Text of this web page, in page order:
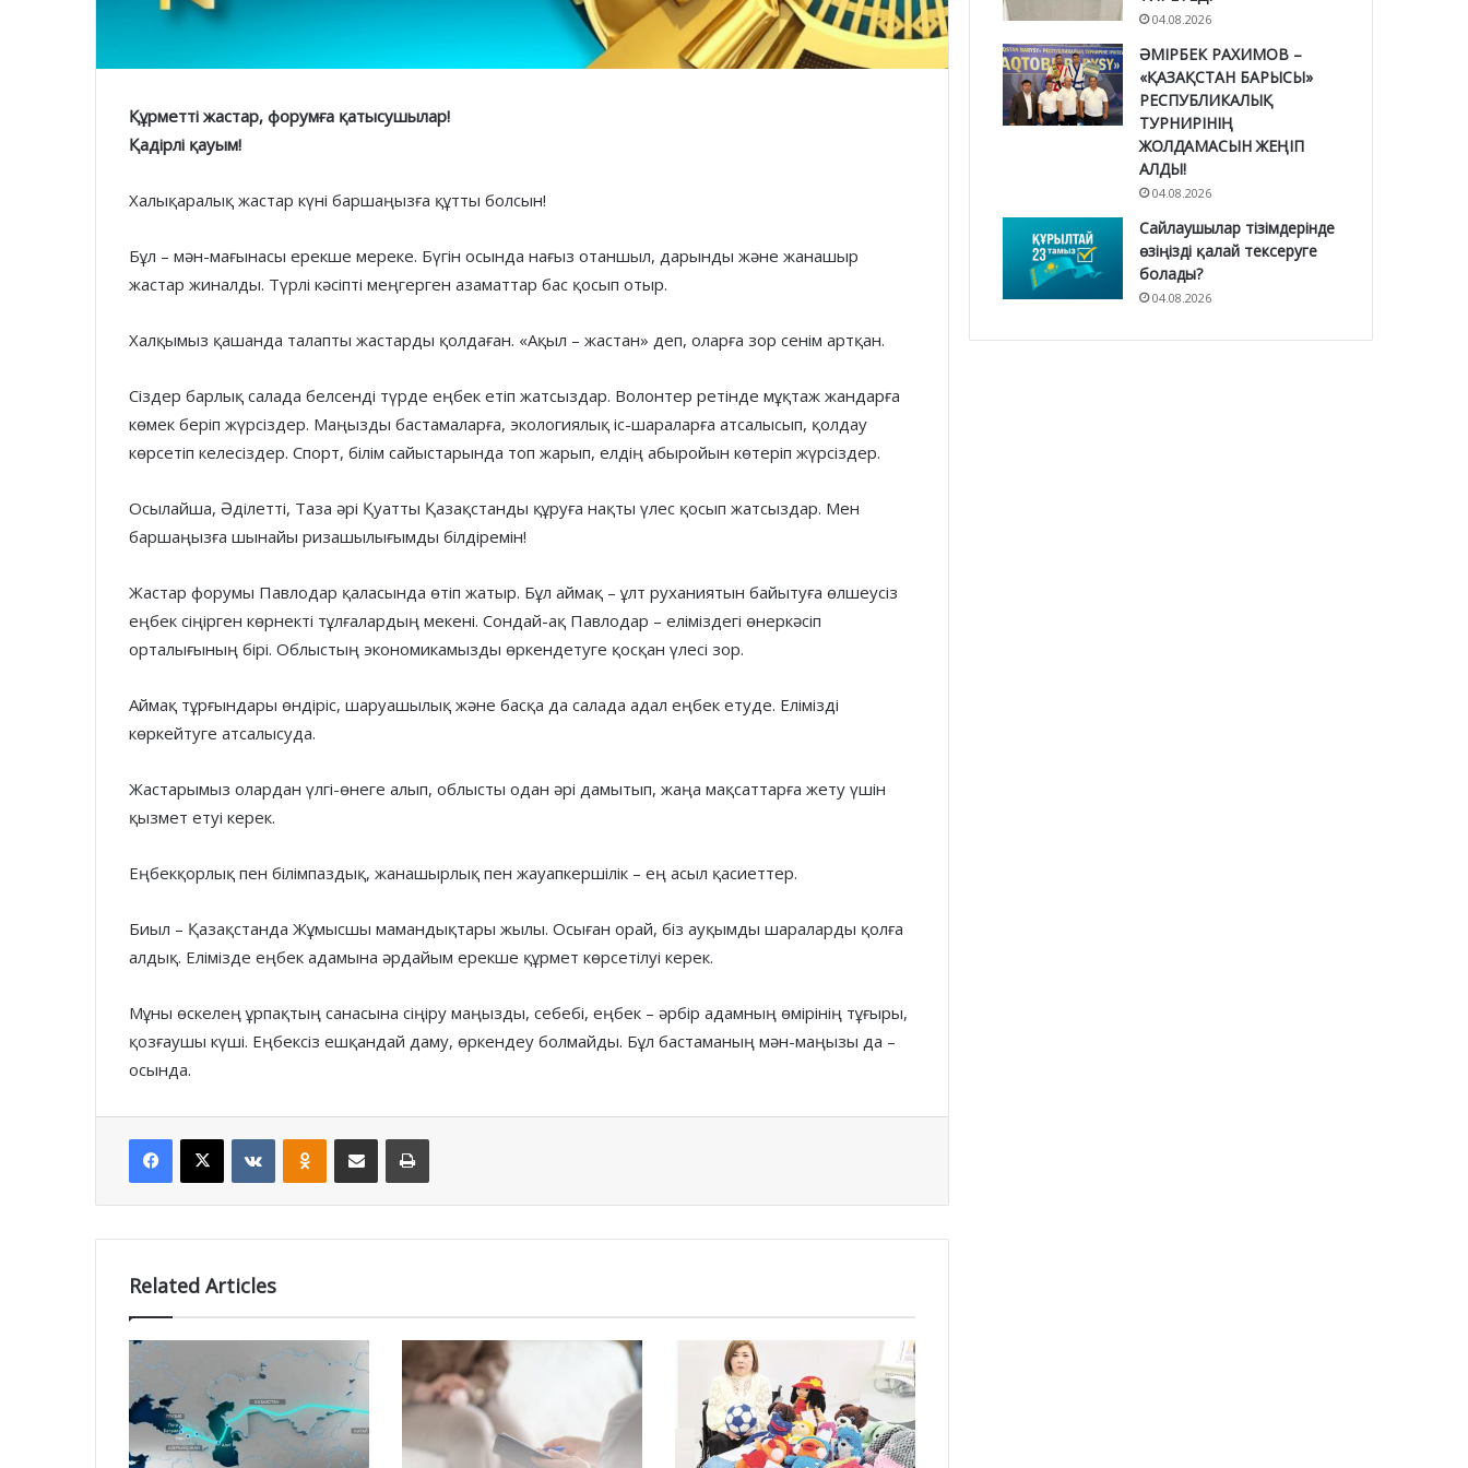
Құрметті жастар, форумға қатысушылар!
Қадірлі қауым!
Халықаралық жастар күні баршаңызға құтты болсын!
Бұл – мән-мағынасы ерекше мереке. Бүгін осында нағыз отаншыл, дарынды және жанашыр
жастар жиналды. Түрлі кәсіпті меңгерген азаматтар бас қосып отыр.
Халқымыз қашанда талапты жастарды қолдаған. «Ақыл – жастан» деп, оларға зор сенім артқан.
Сіздер барлық салада белсенді түрде еңбек етіп жатсыздар. Волонтер ретінде мұқтаж жандарға
көмек беріп жүрсіздер. Маңызды бастамаларға, экологиялық іс-шараларға атсалысып, қолдау
көрсетіп келесіздер. Спорт, білім сайыстарында топ жарып, елдің абыройын көтеріп жүрсіздер.
Осылайша, Әділетті, Таза әрі Қуатты Қазақстанды құруға нақты үлес қосып жатсыздар. Мен
баршаңызға шынайы ризашылығымды білдіремін!
Жастар форумы Павлодар қаласында өтіп жатыр. Бұл аймақ – ұлт руханиятын байытуға өлшеусіз
еңбек сіңірген көрнекті тұлғалардың мекені. Сондай-ақ Павлодар – еліміздегі өнеркәсіп
орталығының бірі. Облыстың экономикамызды өркендетуге қосқан үлесі зор.
Аймақ тұрғындары өндіріс, шаруашылық және басқа да салада адал еңбек етуде. Елімізді
көркейтуге атсалысуда.
Жастарымыз олардан үлгі-өнеге алып, облысты одан әрі дамытып, жаңа мақсаттарға жету үшін
қызмет етуі керек.
Еңбекқорлық пен білімпаздық, жанашырлық пен жауапкершілік – ең асыл қасиеттер.
Биыл – Қазақстанда Жұмысшы мамандықтары жылы. Осыған орай, біз ауқымды шараларды қолға
алдық. Елімізде еңбек адамына әрдайым ерекше құрмет көрсетілуі керек.
Мұны өскелең ұрпақтың санасына сіңіру маңызды, себебі, еңбек – әрбір адамның өмірінің тұғыры,
қозғаушы күші. Еңбексіз ешқандай даму, өркендеу болмайды. Бұл бастаманың мән-маңызы да –
осында.
Facebook
X VKontakteOdnoklassniki
Share via Email Print
Related Articles
04.08.2026
ӘМІРБЕК РАХИМОВ –
«ҚАЗАҚСТАН БАРЫСЫ»
РЕСПУБЛИКАЛЫҚ
ТУРНИРІНІҢ
ЖОЛДАМАСЫН ЖЕҢІП
АЛДЫ!
04.08.2026
Сайлаушылар тізімдерінде
өзіңізді қалай тексеруге
болады?
04.08.2026